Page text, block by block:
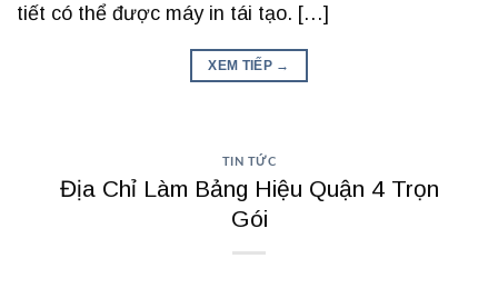
tiết có thể được máy in tái tạo. […]
XEM TIẾP →
TIN TỨC
Địa Chỉ Làm Bảng Hiệu Quận 4 Trọn
Gói